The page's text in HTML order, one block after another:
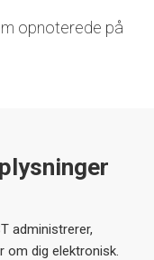
opnoterede på
administrerer,
om dig elektronisk.